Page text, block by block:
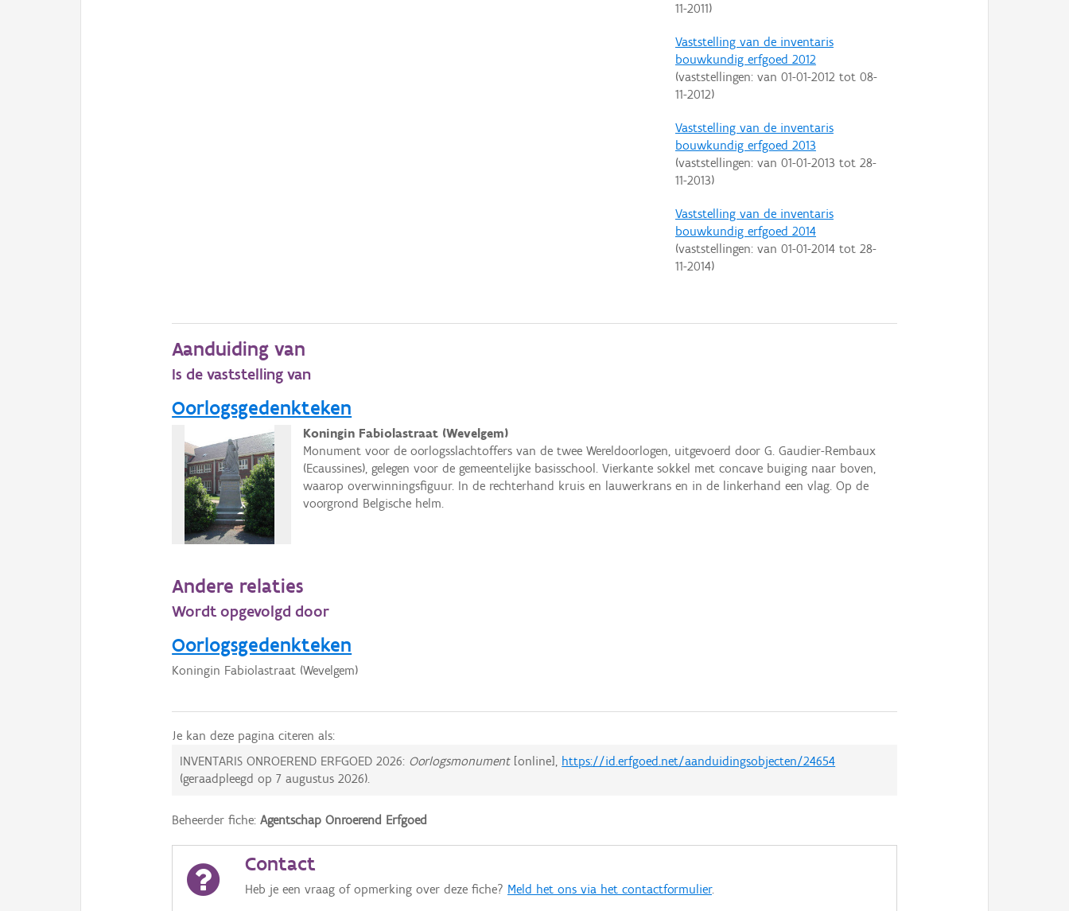
11-2011)
Vaststelling van de inventaris
bouwkundig erfgoed 2012
(vaststellingen: van 01-01-2012tot 08-
11-2012)
Vaststelling van de inventaris
bouwkundig erfgoed 2013
(vaststellingen: van 01-01-2013 tot 28-
11-2013)
Vaststelling van de inventaris
bouwkundig erfgoed 2014
(vaststellingen: van 01-01-2014tot 28-
11-2014)
Aanduiding van
Is de vaststelling van
Oorlogsgedenkteken
Koningin Fabiolastraat (Wevelgem)
Monument voor de oorlogsslachtoffers van de twee Wereldoorlogen, uitgevoerd door G. Gaudier-Rembaux
(Ecaussines), gelegen voor de gemeentelijke basisschool. Vierkante sokkel met concave buiging naar boven,
waarop overwinningsfiguur. In de rechterhand kruis en lauwerkrans en in de linkerhand een vlag. Op de
voorgrond Belgische helm.
Andere relaties
Wordt opgevolgd door
Oorlogsgedenkteken
Koningin Fabiolastraat (Wevelgem)
Je kan deze pagina citeren als:
INVENTARIS ONROEREND ERFGOED 2026: Oorlogsmonument[online], https://id.erfgoed.net/aanduidingsobjecten/24654
(geraadpleegd op7 augustus 2026).
Beheerder fiche:Agentschap Onroerend Erfgoed
Contact
Heb je een vraag of opmerking over deze fiche? Meld het ons via het contactformulier.